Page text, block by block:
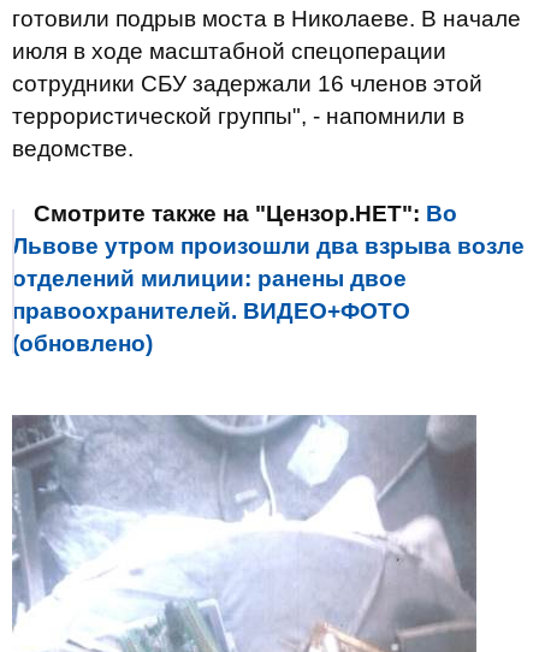
готовили подрыв моста в Николаеве. В начале
июля в ходе масштабной спецоперации
сотрудники СБУ задержали 16 членов этой
террористической группы", - напомнили в
ведомстве.
Смотрите также на "Цензор.НЕТ": Во
Львове утром произошли два взрыва возле
отделений милиции: ранены двое
правоохранителей. ВИДЕО+ФОТО
(обновлено)